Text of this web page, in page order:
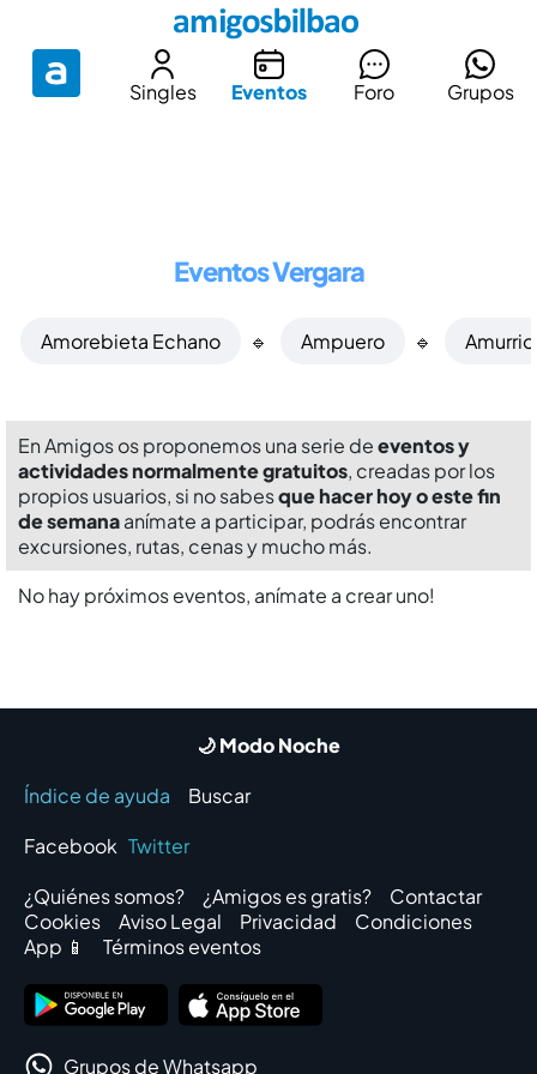
Singles Eventos Foro Grupos
Eventos Vergara
Amorebieta Echano 🔹 Ampuero 🔹 Amurrio
En Amigos os proponemos una serie deeventos y
actividades normalmente gratuitos, creadas por los
propios usuarios, si no sabesque hacer hoy o este fin
de semanaanímate a participar, podrás encontrar
excursiones, rutas, cenas y mucho más.
No hay próximos eventos, anímate a crear uno!
🌙 Modo Noche
Índice de ayuda
Buscar
Facebook Twitter
¿Quiénes somos?
¿Amigos es gratis?
Contactar
Cookies
Aviso Legal Privacidad
Condiciones
App 📱
Términos eventos
Grupos de Whatsapp